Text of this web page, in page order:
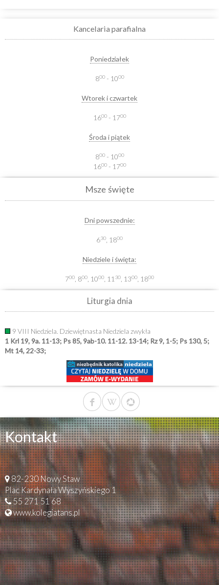
Kancelaria parafialna
Poniedziałek
800- 1000
Wtorek i czwartek
1600- 1700
Środa i piątek
800- 1000
1600- 1700
Msze święte
Dni powszednie:
630 , 1800
Niedziele i święta:
700 , 800 , 1000 , 11 30 , 1300 , 1800
Liturgia dnia
9 VIII Niedziela. Dziewiętnasta Niedziela zwykła
1 Krl 19, 9a. 11-13; Ps 85, 9ab-10. 11-12. 13-14; Rz 9, 1-5; Ps 130, 5;
Mt 14, 22-33;
Kontakt
82-230 Nowy Staw
Plac Kardynała Wyszyńskiego 1
55 271 51 68
www.kolegiatans.pl